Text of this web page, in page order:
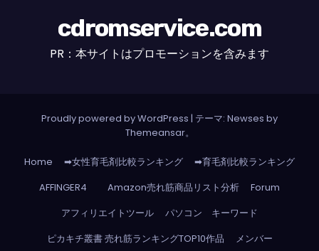
cdromservice.com
PR：本サイトはプロモーションを含みます
Proudly powered by WordPress | テーマ: Newses by
Themeansar。
Home ➡女性育毛剤比較ランキング
➡育毛剤比較ランキング
AFFINGER4
Amazon売れ筋商品リスト分析
Forum
アフィリエイトツール
パソコン キーワード
ピカキチ叢書 売れ筋ランキングTOP10作品
メンバー